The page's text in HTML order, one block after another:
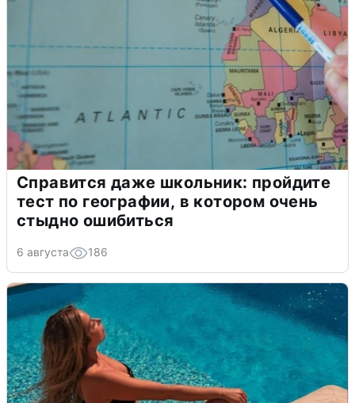
Справится даже школьник: пройдите
тест по географии, в котором очень
стыдно ошибиться
6 августа 186